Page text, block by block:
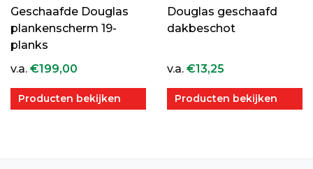
Geschaafde Douglas
plankenscherm 19-
planks
v.a. €199,00
Producten bekijken
Douglas geschaafd
dakbeschot
v.a. €13,25
Producten bekijken